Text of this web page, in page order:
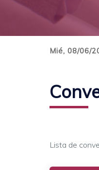
Mié, 08/06/
Lista de